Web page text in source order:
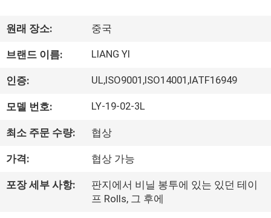
우
리
에
여
원래 장소: 중국
브랜드 이름: LIANG YI
인증: UL,ISO9001,ISO14001,IATF16949
모델 번호: LY-19-02-3L
최소 주문 수량: 협상
가격: 협상 가능
포장 세부 사항:
판지에서 비닐 봉투에 있는 있던 테이
프 Rolls, 그 후에